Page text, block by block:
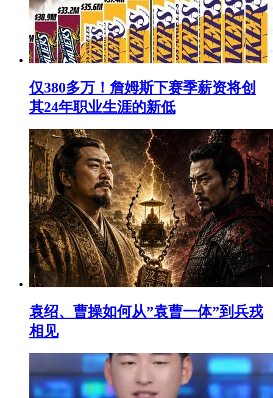
仅380多万！詹姆斯下赛季薪资将创
其24年职业生涯的新低
袁绍、曹操如何从”袁曹一体”到兵戎
相见